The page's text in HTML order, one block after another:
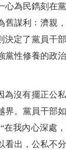
心為民鐫刻在
舊謀利﹔濟親
決定了黨員干
性修養的政治
沒有擺正公私
界。黨員干部
在我內心深處
看出，公私不